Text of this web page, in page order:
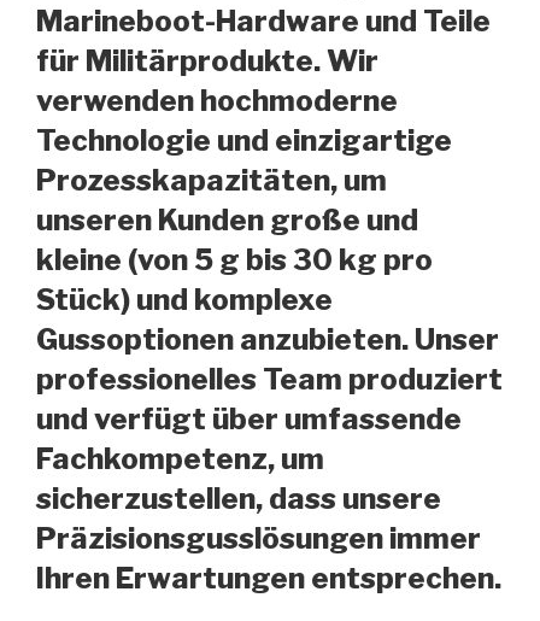
Marineboot-Hardware und Teile
für Militärprodukte. Wir
verwenden hochmoderne
Technologie und einzigartige
Prozesskapazitäten, um
unseren Kunden große und
kleine (von 5 g bis 30 kg pro
Stück) und komplexe
Gussoptionen anzubieten. Unser
professionelles Team produziert
und verfügt über umfassende
Fachkompetenz, um
sicherzustellen, dass unsere
Präzisionsgusslösungen immer
Ihren Erwartungen entsprechen.